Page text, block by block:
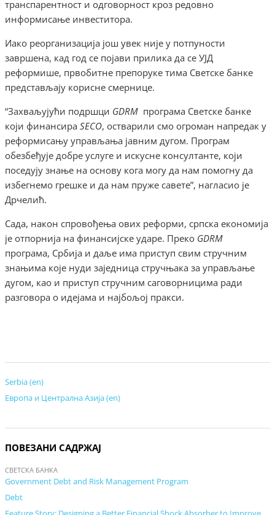
транспарентност и одговорност кроз редовно
информисање инвеститора.
Иако реорганизација још увек није у потпуности
завршена, кад год се појави прилика да се УЈД
реформише, првобитне препоруке тима Светске банке
представљају корисне смернице.
“Захваљујући подршци GDRM програма Светске банке
који финансира SECO, остварили смо огроман напредак у
реформисању управљања јавним дугом. Програм
обезбеђује добре услуге и искусне консултанте, који
поседују знање на основу кога могу да нам помогну да
избегнемо грешке и да нам пруже савете”, нагласио је
Дрчелић.
Сада, након спровођења ових реформи, српска економија
је отпорнија на финансијске ударе. Преко GDRM
програма, Србија и даље има приступ свим стручним
знањима које нуди заједница стручњака за управљање
дугом, као и приступ стручним саговорницима ради
разговора о идејама и најбољој пракси.
Serbia (en)
Европа и Централна Азија (en)
ПОВЕЗАНИ САДРЖАЈ
СВЕТСКА БАНКА
Government Debt and Risk Management Program
Debt